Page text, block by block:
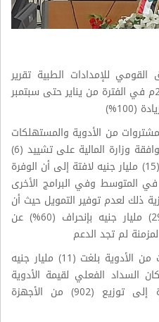
للإمدادات الطبية تقرير
الأداء للأشهر التسع من العام 2022م في الفترة من يناير حتى سبتمبر
من الأدوية والمستهلكات
بلغت (42) مليار جنيه فيما أعلنت موافقة وزارة المالية على تشييد (6)
مخازن للأدوية بست ولايات بتكلفة (15) مليار جنيه لافتة إلى أن الوفرة
البرامج القومية (60%) في المتوسط وفي البرامج الأخرى
ذلك لعدم توفير التمويل حيث أن
تنفيذ التمويل من المالية كان (29) مليار جنيه بإنحراف (60%) عن
لم تجد الدعم
ولفتت إلى أن جملة سحب الولايات من الأدوية بلغت (11) مليار جنيه
كان السداد الفعلي لقيمة الأدوية
المسحوبة (7) مليار جنيه مشيرة إلى توزيع (902) من الأجهزة